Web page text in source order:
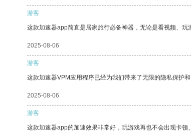
游客
这款加速器app简直是居家旅行必备神器，无论是看视频、
2025-08-06
游客
这款加速器VPM应用程序已经为我们带来了无限的隐私保护和
2025-08-06
游客
这款加速器app的加速效果非常好，玩游戏再也不会出现卡